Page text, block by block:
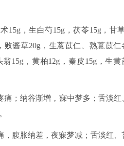
15g，生白芍15g，茯苓15g，甘
败酱草20g，生薏苡仁、熟薏苡仁
15g，黄柏12g，秦皮15g，生黄
；纳谷渐增，寐中梦多；舌淡红
，腹胀纳差，夜寐梦减；舌淡红、